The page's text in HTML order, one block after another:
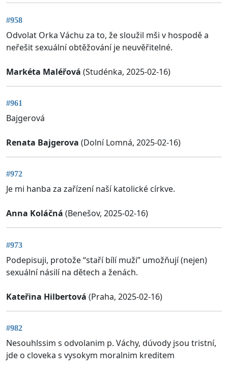
#958
Odvolat Orka Váchu za to, že sloužil mši v hospodě a
neřešit sexuální obtěžování je neuvěřitelné.
Markéta Maléřová (Studénka, 2025-02-16)
#961
Bajgerová
Renata Bajgerova (Dolní Lomná, 2025-02-16)
#972
Je mi hanba za zařízení naší katolické církve.
Anna Koláčná (Benešov, 2025-02-16)
#973
Podepisuji, protože “staří bílí muži” umožňují (nejen)
sexuální násilí na dětech a ženách.
Kateřina Hilbertová (Praha, 2025-02-16)
#982
Nesouhlssim s odvolanim p. Váchy, dúvody jsou tristní,
jde o cloveka s vysokym moralnim kreditem